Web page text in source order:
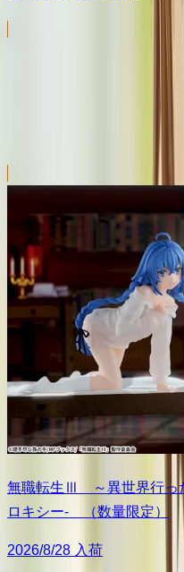
シリ
無職転生Ⅲ ～異世界行っ
ロキシー‐ （数量限定）
2026/8/28 入荷